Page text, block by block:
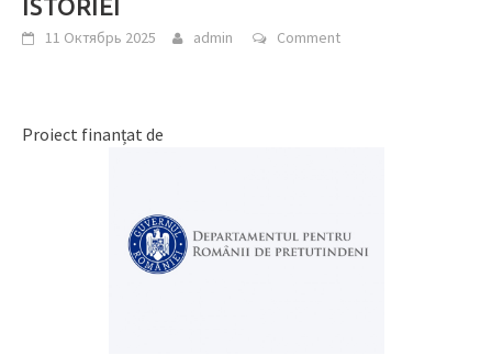
ISTORIEI
11 Октябрь 2025 admin Comment
Proiect finanțat de